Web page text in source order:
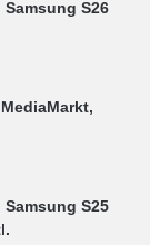
S26
S25